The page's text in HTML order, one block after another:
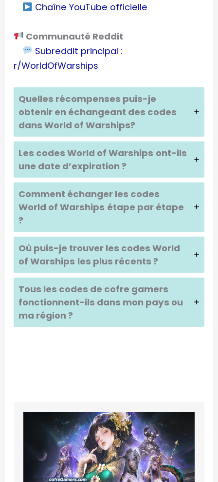
Chaîne YouTube officielle
Communauté Reddit
Subreddit principal :
r/WorldOfWarships
Quelles récompenses puis-je
obtenir en échangeant des codes
dansWorld of Warships?
Les codesWorld of Warships ont-ils
une date d’expiration ?
Comment échanger les codes
World of Warships étape par étape
?
Où puis-je trouver les codesWorld
of Warships les plus récents ?
Tous les codes de cofre gamers
fonctionnent-ils dans mon pays ou
ma région ?